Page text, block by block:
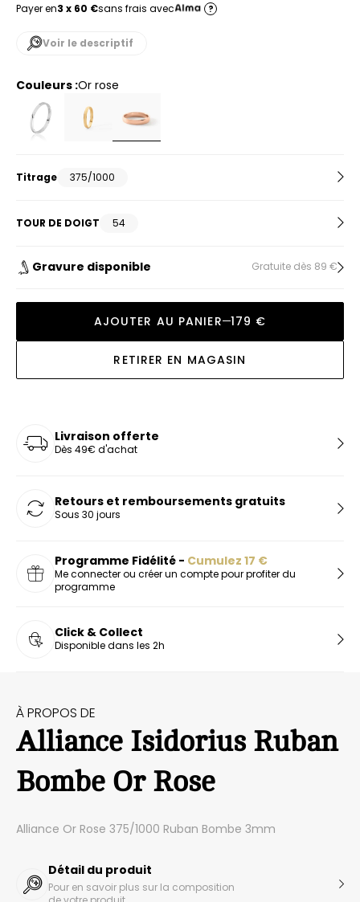
Payer en3 x 60 €sans frais avec ?
Voir le descriptif
Couleurs : or rose
Titrage 375/1000
TOUR DE DOIGT 54
Gravure disponible Gratuite dès 89 €
AJOUTER AU PANIER 179 €
RETIRER EN MAGASIN
Livraison offerte
Dès 49€ d'achat
Retours et remboursements gratuits
Sous 30 jours
Programme Fidélité - Cumulez 17 €
Me connecter ou créer un compte pour profiter du
programme
Click & Collect
Disponible dans les 2h
À PROPOS DE
Alliance Isidorius Ruban
Bombe Or Rose
Alliance Or Rose 375/1000 Ruban Bombe 3mm
Détail du produit
Pour en savoir plus sur la composition